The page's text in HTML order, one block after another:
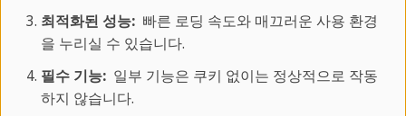
학교까지의 가능한한 짧은 통학 거리
호스트 페밀리에 쾌적한 환경
많은 호스트 페밀리 제공
하프보드 포함(아침&저녁)
최적화된 성능:빠른 로딩 속도와 매끄러운 사용 환경
을 누리실 수 있습니다.
필수 기능:일부 기능은 쿠키 없이는 정상적으로 작동
하지 않습니다.